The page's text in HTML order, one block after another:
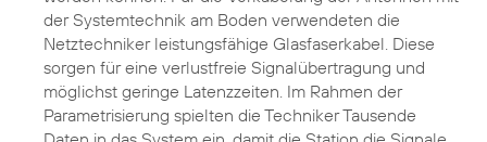
der Systemtechnik am Boden verwendeten die
Netztechniker leistungsfähige Glasfaserkabel. Diese
sorgen für eine verlustfreie Signalübertragung und
möglichst geringe Latenzzeiten. Im Rahmen der
Parametrisierung spielten die Techniker Tausende